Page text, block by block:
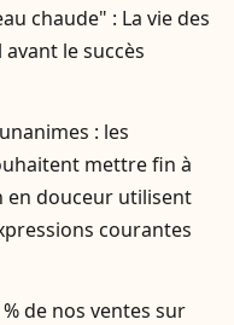
chaude" : La vie des
avant le succès
: les
mettre fin à
en douceur utilisent
courantes
de nos ventes sur